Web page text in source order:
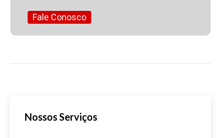
Fale Conosco
Nossos Serviços